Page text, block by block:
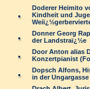
Doderer Heimito
Kindheit und
Donner Georg
der Landstraï¿½e
Door Anton alias
Konzertpianist
Dopsch Alfons,
in der Ungargasse